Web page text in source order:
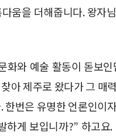
움을 더해줍니다. 왕자
와 예술 활동이 돋보
아 제주로 왔다가 그 매
번은 유명한 언론인이
게 보입니까?” 하고요